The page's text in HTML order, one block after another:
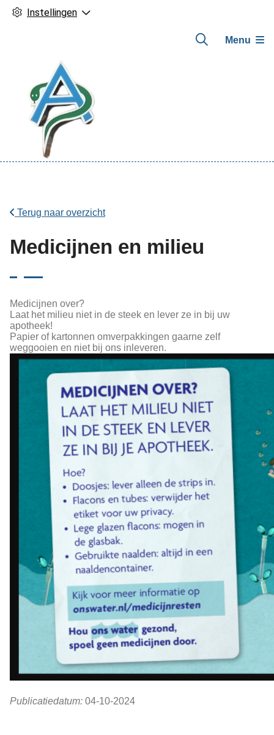
Instellingen
Menu
Terug naar overzicht
Medicijnen en milieu
Medicijnen over?
Laat het milieu niet in de steek en lever ze in bij uw
apotheek!
Papier of kartonnen omverpakkingen gaarne zelf
weggooien en niet bij ons inleveren.
Publicatiedatum: 04-10-2024